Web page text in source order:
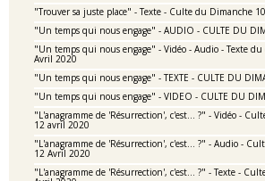
"Trouver sa juste place" - Texte - Culte du Dimanche
"Un temps qui nous engage" - AUDIO - CULTE DU
"Un temps qui nous engage" - Vidéo - Audio - Texte
Avril 2020
"Un temps qui nous engage" - TEXTE - CULTE DU
"Un temps qui nous engage" - VIDEO - CULTE DU
"L'anagramme de 'Résurrection', c'est... ?" - Vidéo -
12 avril 2020
"L'anagramme de 'Résurrection', c'est... ?" - Audio -
12 Avril 2020
"L'anagramme de 'Résurrection', c'est... ?" - Texte -